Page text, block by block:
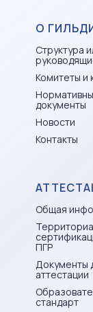
О
Структура
Комитеты и
документы
Новости
Контакты
Общая
ПГР
Документы
аттестации
стандарт